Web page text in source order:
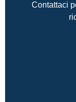
Contattaci